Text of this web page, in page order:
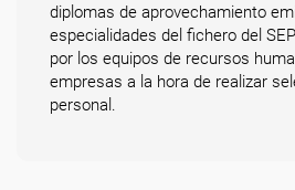
diplomas de aprovechamiento
especialidades del fichero del
por los equipos de recursos
empresas a la hora de realizar
personal.